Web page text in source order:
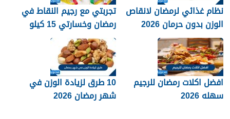
نظام غذائي لرمضان لانقاص
الوزن بدون حرمان 2026
تجربتي مع رجيم النقاط في
رمضان وخسارتي 15 كيلو
2026
افضل اكلات رمضان للرجيم
سهله 2026
10 طرق لزيادة الوزن في
شهر رمضان 2026